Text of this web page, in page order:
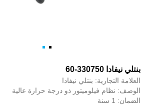
بنتلي نيفادا 330750-60
العلامة التجارية: بنتلي نيفادا
الوصف: نظام فيلوميتور ذو درجة حرارة عالية
الضمان: 1 سنة